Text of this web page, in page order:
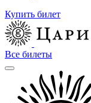
Купить билет
Все билеты